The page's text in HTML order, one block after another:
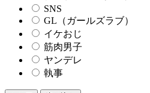
SNS
GL（ガールズラブ）
イケおじ
筋肉男子
ヤンデレ
執事